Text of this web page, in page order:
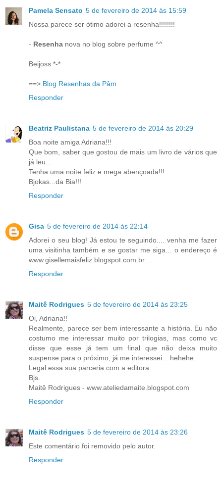
Pamela Sensato 5 de fevereiro de 2014 às 15:59
Nossa parece ser ótimo adorei a resenha!!!!!!!!
- Resenha nova no blog sobre perfume ^^
Beijoss *-*
==> Blog Resenhas da Pâm
Responder
Beatriz Paulistana 5 de fevereiro de 2014 às 20:29
Boa noite amiga Adriana!!!
Que bom, saber que gostou de mais um livro de vários que
já leu...
Tenha uma noite feliz e mega abençoada!!!
Bjokas...da Bia!!!
Responder
Gisa 5 de fevereiro de 2014 às 22:14
Adorei o seu blog! Já estou te seguindo.... venha me fazer
uma visitinha também e se gostar me siga... o endereço é
www.gisellemaisfeliz.blogspot.com.br....
Responder
Maitê Rodrigues 5 de fevereiro de 2014 às 23:25
Oi, Adriana!!
Realmente, parece ser bem interessante a história. Eu não
costumo me interessar muito por trilogias, mas como vc
disse que esse já tem um final que não deixa muito
suspense para o próximo, já me interessei... hehehe.
Legal essa sua parceria com a editora.
Bjs.
Maitê Rodrigues - www.ateliedamaite.blogspot.com
Responder
Maitê Rodrigues 5 de fevereiro de 2014 às 23:26
Este comentário foi removido pelo autor.
Responder